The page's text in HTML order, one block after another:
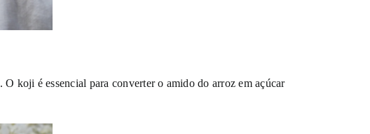
koji é essencial para converter o amido do arroz em açúcar